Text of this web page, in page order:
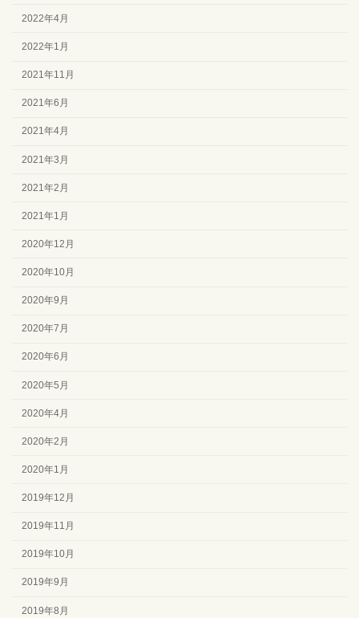
2022年4月
2022年1月
2021年11月
2021年6月
2021年4月
2021年3月
2021年2月
2021年1月
2020年12月
2020年10月
2020年9月
2020年7月
2020年6月
2020年5月
2020年4月
2020年2月
2020年1月
2019年12月
2019年11月
2019年10月
2019年9月
2019年8月